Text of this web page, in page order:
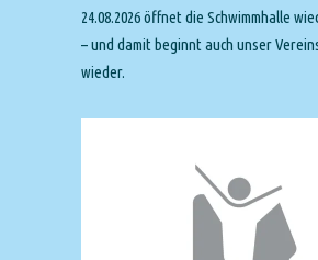
24.08.2026 öffnet die Schwimmhalle
– und damit beginnt auch unser
wieder.